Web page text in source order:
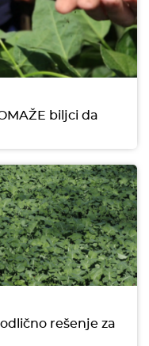
biljci da
rešenje za